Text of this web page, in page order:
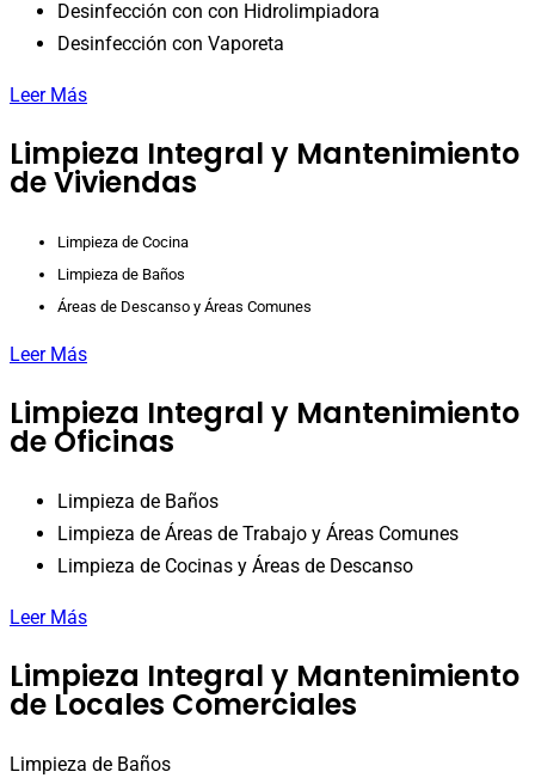
Desinfección con con Hidrolimpiadora
Desinfección con Vaporeta
Leer Más
Limpieza Integral y Mantenimiento
de Viviendas
Limpieza de Cocina
Limpieza de Baños
Áreas de Descanso y Áreas Comunes
Leer Más
Limpieza Integral y Mantenimiento
de Oficinas
Limpieza de Baños
Limpieza de Áreas de Trabajo y Áreas Comunes
Limpieza de Cocinas y Áreas de Descanso
Leer Más
Limpieza Integral y Mantenimiento
de Locales Comerciales
Limpieza de Baños